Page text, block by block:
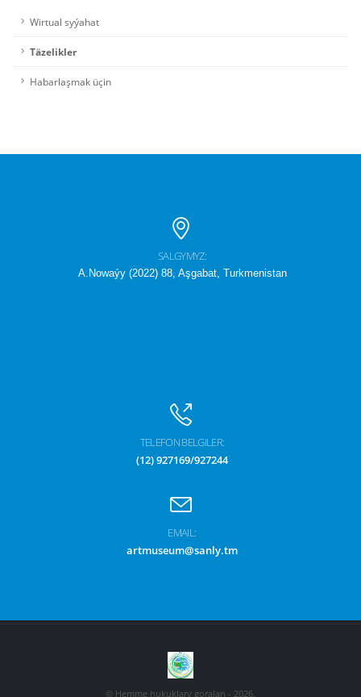
Wirtual syýahat
Täzelikler
Habarlaşmak üçin
SALGYMYZ:
A.Nowaýy (2022) 88, Aşgabat, Turkmenistan
TELEFON BELGILER:
(12) 927169/927244
EMAIL:
artmuseum@sanly.tm
© Hemme hukuklary goralan - 2026.